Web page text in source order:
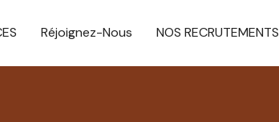
Réjoignez-Nous NOS RECRUTEMENTS